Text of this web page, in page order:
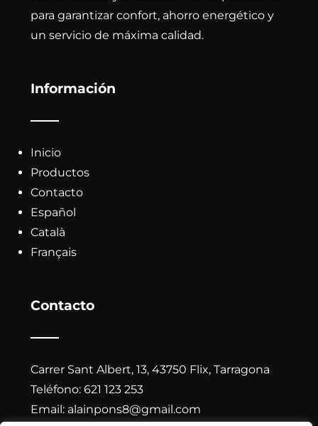
para garantizar confort, ahorro energético y
un servicio de máxima calidad.
Información
Inicio
Productos
Contacto
Español
Català
Français
Contacto
Carrer Sant Albert, 13, 43750 Flix, Tarragona
Teléfono:621 123 253
Email: alainpons8@gmail.com